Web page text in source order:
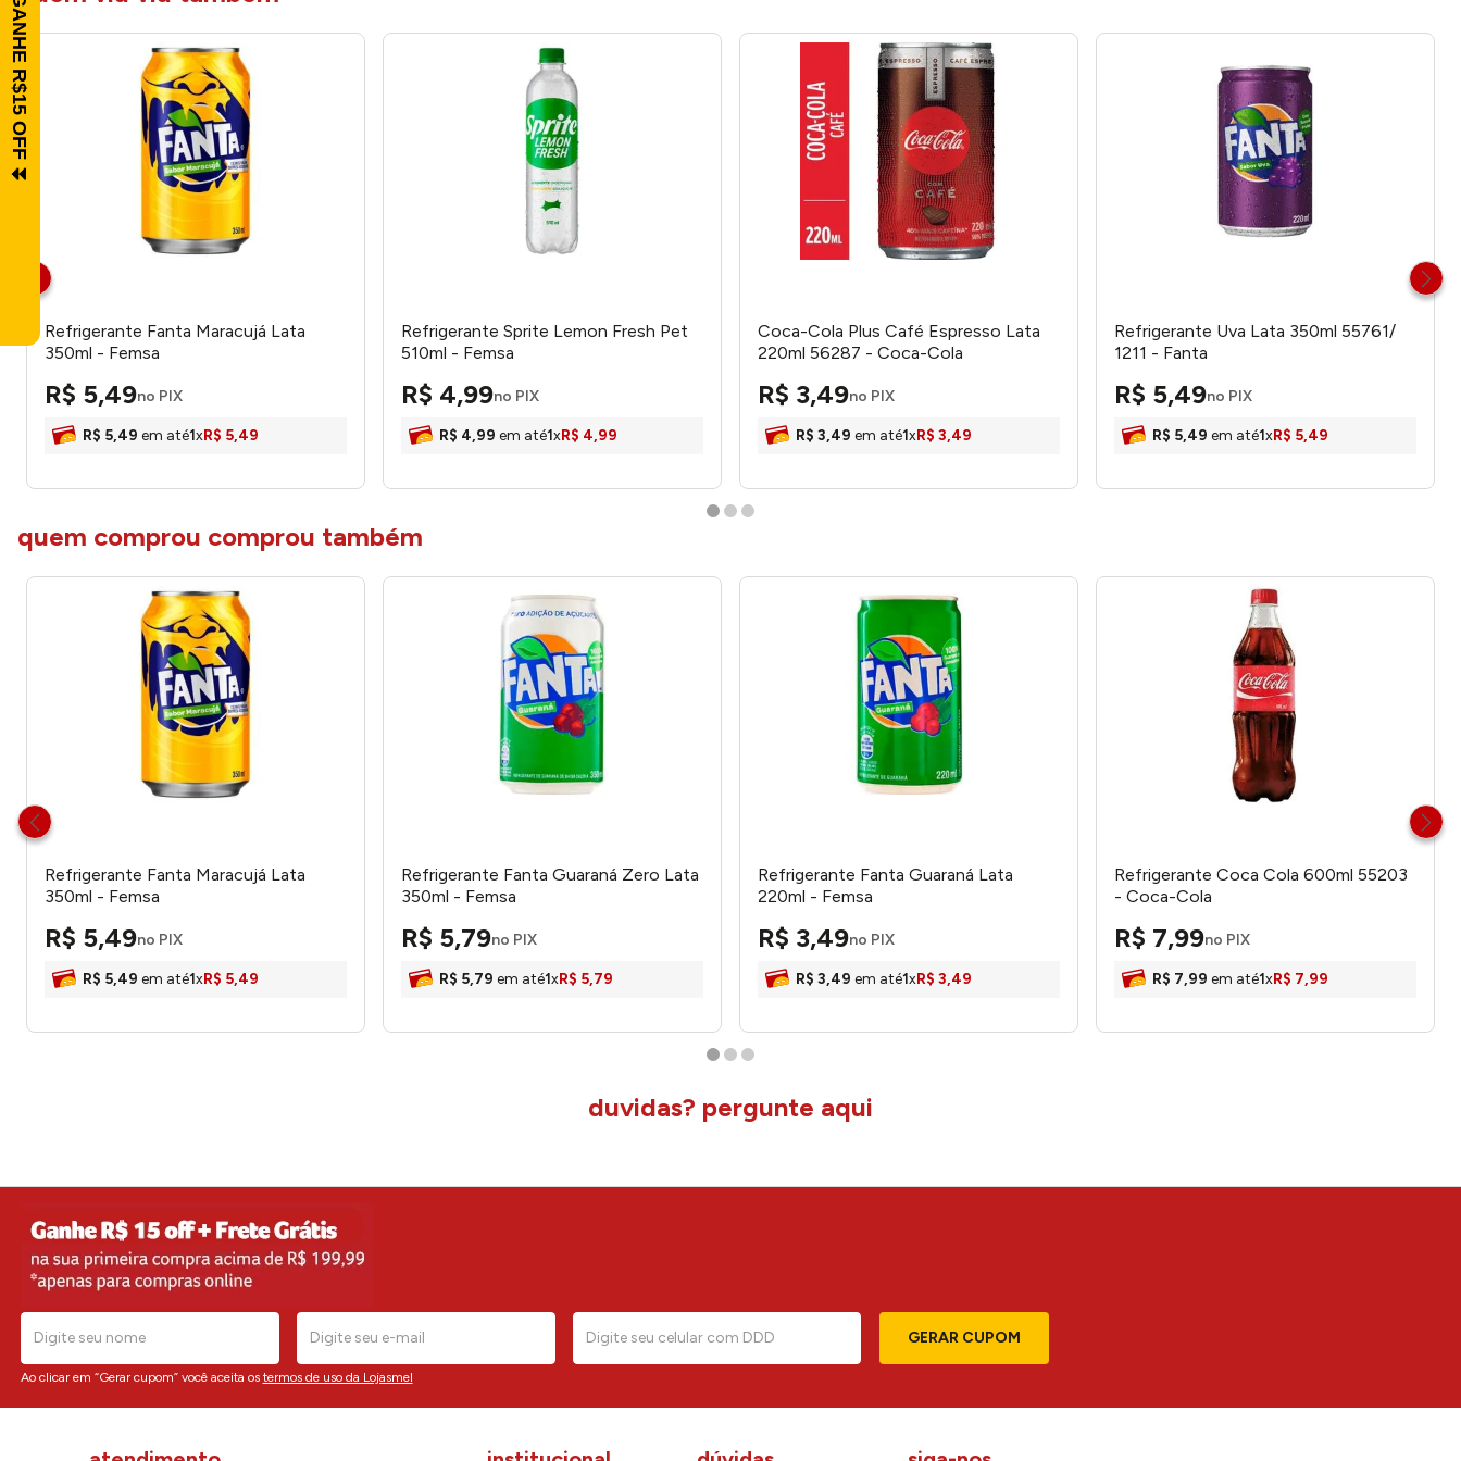
Refrigerante Fanta Maracujá Lata
350ml - Femsa
R$ 5,49no PIX
R$ 5,49 em até1xR$ 5,49
Refrigerante Sprite Lemon Fresh Pet
510ml - Femsa
R$ 4,99no PIX
R$ 4,99 em até1xR$ 4,99
Coca-Cola Plus Café Espresso Lata
220ml 56287 - Coca-Cola
R$ 3,49no PIX
R$ 3,49 em até1xR$ 3,49
Refrigerante Uva Lata 350ml 55761/
1211 - Fanta
R$ 5,49no PIX
R$ 5,49 em até1xR$ 5,49
quem comprou comprou também
Refrigerante Fanta Maracujá Lata
350ml - Femsa
R$ 5,49no PIX
R$ 5,49 em até1xR$ 5,49
Refrigerante Fanta Guaraná Zero Lata
350ml - Femsa
R$ 5,79no PIX
R$ 5,79 em até1xR$ 5,79
Refrigerante Fanta Guaraná Lata
220ml - Femsa
R$ 3,49no PIX
R$ 3,49 em até1xR$ 3,49
Refrigerante Coca Cola 600ml 55203
- Coca-Cola
R$ 7,99no PIX
R$ 7,99 em até1xR$ 7,99
duvidas? pergunte aqui
GERAR CUPOM
Ao clicar em “Gerar cupom” você aceita os termos de uso da Lojasmel